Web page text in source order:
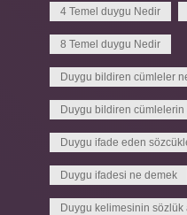
4 Temel duygu Nedir
8 Temel duygu Nedir
Duygu bildiren cümleler
Duygu bildiren
Duygu ifade eden
Duygu ifadesi ne demek
Duygu kelimesinin sözlük